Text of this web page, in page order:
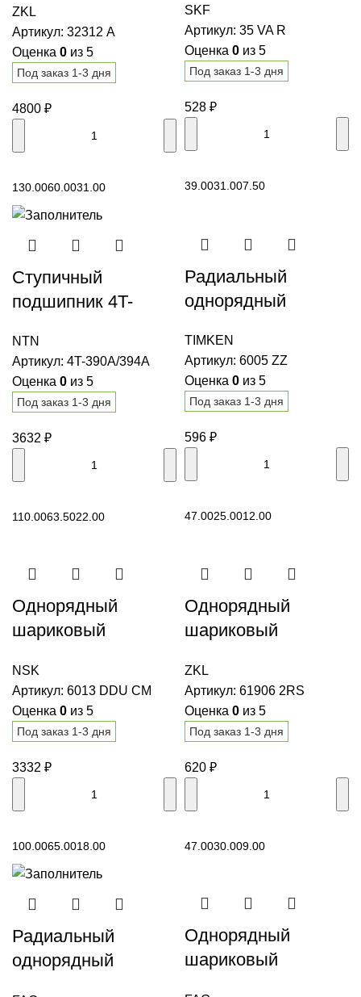
ZKL
ZKL
Артикул: 32312 A
Оценка 0 из 5
Под заказ 1-3 дня
4800 ₽
130.0060.0031.00
SKF
Артикул: 35 VA R
Оценка 0 из 5
Под заказ 1-3 дня
528 ₽
39.0031.007.50
Ступичный
подшипник 4T-
NTN
Артикул: 4T-390A/394A
Оценка 0 из 5
Под заказ 1-3 дня
3632 ₽
110.0063.5022.00
Радиальный
однорядный
подшипник 6005 ZZ
TIMKEN
TIMKEN
Артикул: 6005 ZZ
Оценка 0 из 5
Под заказ 1-3 дня
596 ₽
47.0025.0012.00
Однорядный
шариковый
DDU CM NSK
NSK
Артикул: 6013 DDU CM
Оценка 0 из 5
Под заказ 1-3 дня
3332 ₽
100.0065.0018.00
Однорядный
шариковый
2RS ZKL
ZKL
Артикул: 61906 2RS
Оценка 0 из 5
Под заказ 1-3 дня
620 ₽
47.0030.009.00
Радиальный
однорядный
Однорядный
шариковый